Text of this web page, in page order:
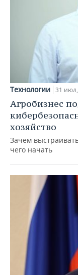
Технологии 31
Агробизнес
хозяйство
Зачем
чего начать